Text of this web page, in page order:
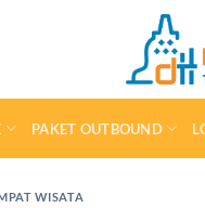
PAKET OUTBOUND
WISATA